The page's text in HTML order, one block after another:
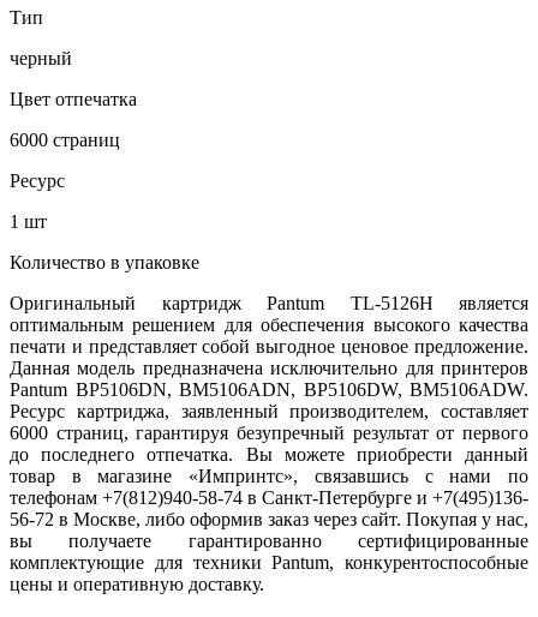
Тип
черный
Цвет отпечатка
6000 страниц
Ресурс
1 шт
Количество в упаковке
Оригинальный картридж Pantum TL-5126H является
оптимальным решением для обеспечения высокого качества
печати и представляет собой выгодное ценовое предложение.
Данная модель предназначена исключительно для принтеров
Pantum BP5106DN, BM5106ADN, BP5106DW, BM5106ADW.
Ресурс картриджа, заявленный производителем, составляет
6000 страниц, гарантируя безупречный результат от первого
до последнего отпечатка. Вы можете приобрести данный
товар в магазине «Импринтс», связавшись с нами по
телефонам +7(812)940-58-74 в Санкт-Петербурге и +7(495)136-
56-72 в Москве, либо оформив заказ через сайт. Покупая у нас,
вы получаете гарантированно сертифицированные
комплектующие для техники Pantum, конкурентоспособные
цены и оперативную доставку.